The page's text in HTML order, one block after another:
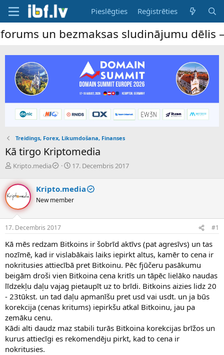
Pieslēgties Reģistrēties
sludinājumu dēlis – dalība
Treidings, Forex, Likumdošana, Finanses
Kā tirgo Kriptomedia
P
v
e
d
i
e
n
u
z
s
ā
c
ē
j
s
Kripto.media
S
u
m
d
u
m
s
17. Decembris 2017
Kripto.media
New member
17. Decembris 2017 #1
Kā mēs redzam Bitkoins ir šobrīd aktīvs (pat agresīvs) un tas
nozīmē, kad ir vislabākais laiks iepirkt altus, kamēr to cena ir
nokritusies attiecībā pret Bitkoinu. Pēc fjūčeru pasākumu
beigām droši vien Bitkoina cena kritīs un tāpēc lielāko naudas
līdzekļu daļu vajag pietaupīt uz to brīdi. Bitkoins aizies lidz 20
- 23tūkst. un tad daļu apmanīšu pret usd vai usdt. un ja būs
korekcija (cenas kritums) iepirkšu atkal Bitkoinu, jau pa
zemāku cenu.
Kādi alti daudz maz stabili turās Bitkoina korekcijas brīžos un
kurus attiecīgi es rekomendēju pirkt, kad to cena ir
nokritusies.